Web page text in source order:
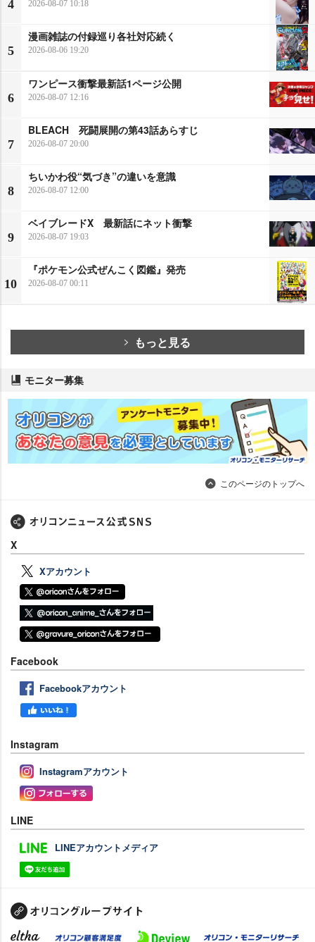
4 2026-08-07 10:18
5
漫画雑誌の付録巡り各社対応続く
2026-08-06 19:20
6
ワンピース衝撃最新話1ページ公開
2026-08-07 12:16
7
BLEACH 死闘展開の第43話あらすじ
2026-08-07 20:00
8
ちいかわ役“気づき”の違いを意識
2026-08-07 12:00
9
ベイブレードX 最新話にネット衝撃
2026-08-07 19:03
10
『ポケモン公式ぜんこく図鑑』発売
2026-08-07 00:11
もっと見る
モニター募集
このページのトップへ
X
Xアカウント
Facebook
Facebookアカウント
Instagram
Instagramアカウント
LINE
LINEアカウントメディア